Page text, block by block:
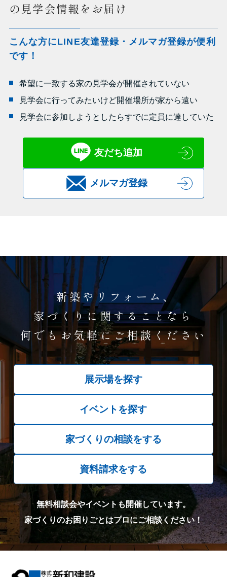
の見学会情報をお届け
こんな方にLINE友達登録・メルマガ登録が便利
です！
希望に一致する家の見学会が開催されていない
見学会に行ってみたいけど開催場所が家から遠い
見学会に参加しようとしたらすでに定員に達していた
友だち追加
メルマガ登録
新築やリフォーム、
家づくりに関することなら
何でもお気軽にご相談ください
展示場を探す
イベントを探す
家づくりの相談をする
資料請求をする
無料相談会やイベントも開催しています。
家づくりのお困りごとはプロにご相談ください！